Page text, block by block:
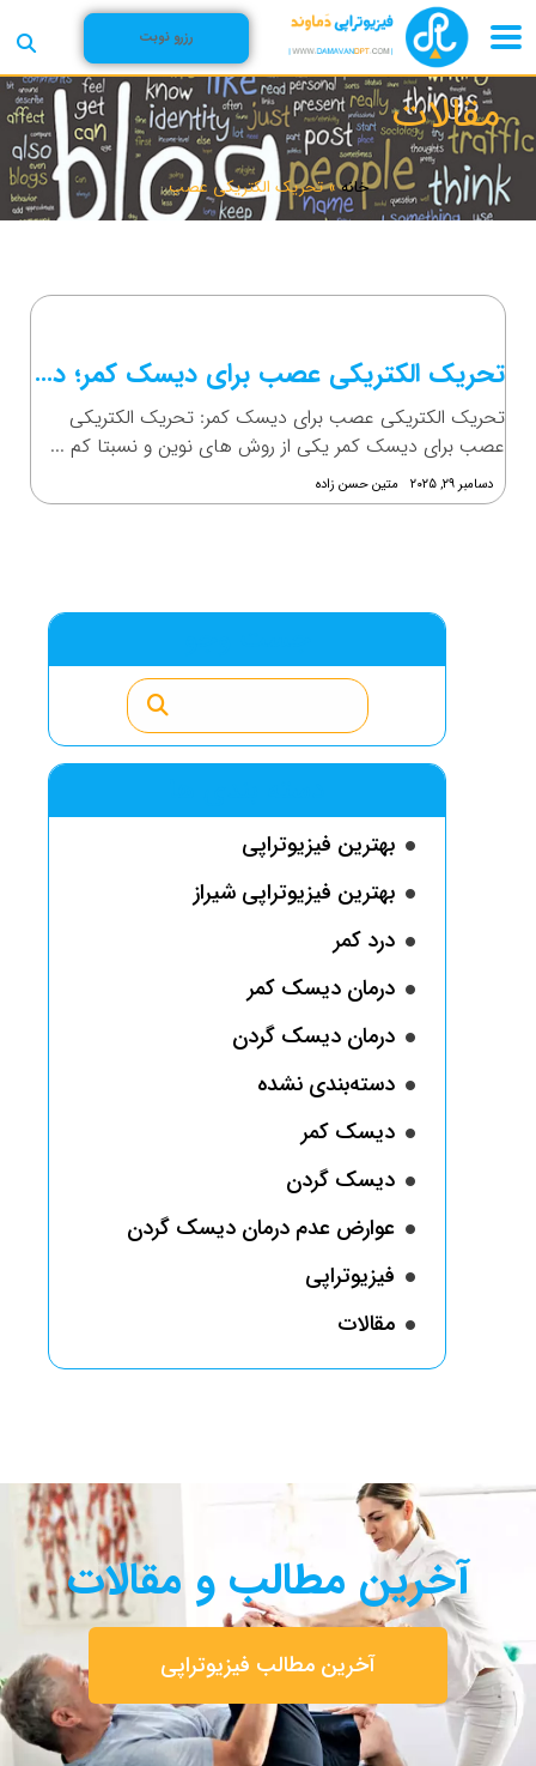
رزرو نوبت
مقالات
خانه»تحریک الکتریکی عصب
تحریک الکتریکی عصب برای دیسک کمر؛ درمانی نوین!
تحریک الکتریکی عصب برای دیسک کمر: تحریک الکتریکی
عصب برای دیسک کمر یکی از روش های نوین و نسبتا کم ...
دسامبر ۲۹, ۲۰۲۵ متین حسن زاده
بهترین فیزیوتراپی
بهترین فیزیوتراپی شیراز
درد کمر
درمان دیسک کمر
درمان دیسک گردن
دسته‌بندی نشده
دیسک کمر
دیسک گردن
عوارض عدم درمان دیسک گردن
فیزیوتراپی
مقالات
آخرین مطالب و مقالات
آخرین مطالب فیزیوتراپی